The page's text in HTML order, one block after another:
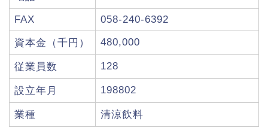
FAX 058-240-6392
資本金（千円） 480,000
従業員数 128
設立年月 198802
業種 清涼飲料